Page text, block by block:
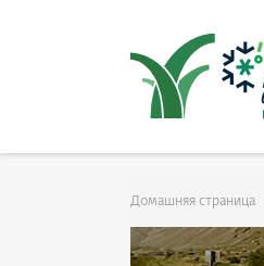
Домашняя страница